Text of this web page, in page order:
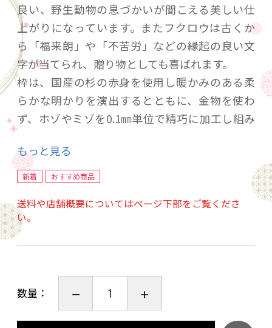
良い、野生動物の息づかいが聞こえる美しい仕
上がりになっています。またフクロウは古くか
ら「福来朗」や「不苦労」などの縁起の良い文
字が当てられ、贈り物としても喜ばれます。
枠は、国産の杉の赤身を使用し暖かみのある柔
らかな明かりを演出するとともに、金物を使わ
ず、ホゾやミゾを0.1㎜単位で精巧に加工し組み
を使用し、灯りをつけていないときも高級感を
演出してくれます。
切り絵は二面に配し、和紙調のアクリルに貼り
付け、さらに透明のアクリルを重ねて高級感と
立体感を演出しています。あとの二面は切り絵
ます。
さらに、コーナーの板には貴重な屋久杉を使用
もっと見る
新着 おすすめ商品
送料や店舗概要についてはページ下部をご覧くださ
い。
数量：